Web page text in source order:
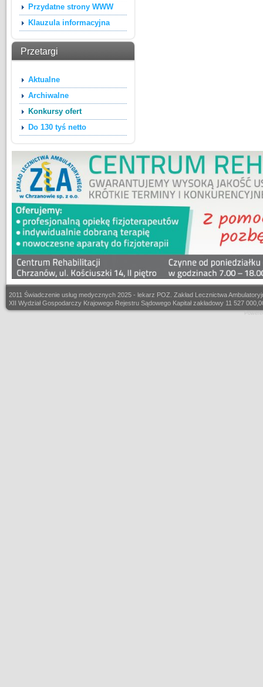
Przydatne strony WWW
Klauzula informacyjna
Przetargi
Aktualne
Archiwalne
Konkursy ofert
Do 130 tyś netto
2011 Świadczenie usług medycznych 2025 - lekarz POZ. Zakład Lecznictwa
XII Wydział Gospodarczy Krajowego Rejestru Sądowego Kapitał zakładowy 11 527